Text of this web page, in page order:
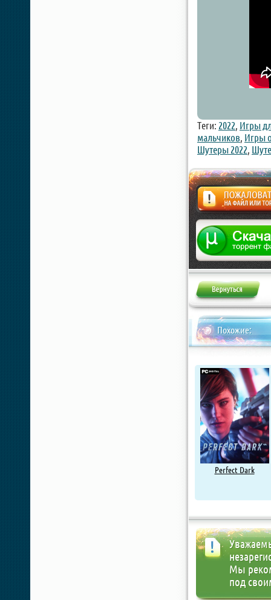
Теги: 2022, Игры
мальчиков, Игры
Шутеры 2022,
Жалоба
Похожие:
Perfect Dark
Мы
под